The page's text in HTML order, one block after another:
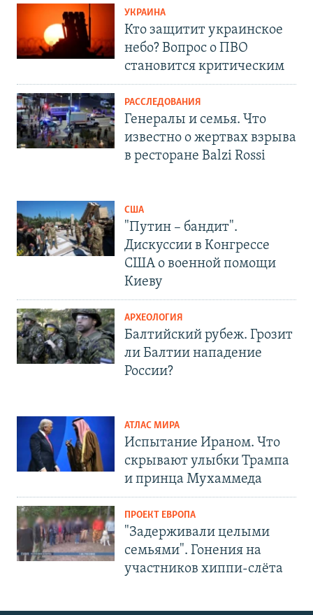
УКРАИНА
Кто защитит украинское
небо? Вопрос о ПВО
становится критическим
РАССЛЕДОВАНИЯ
Генералы и семья. Что
известно о жертвах взрыва
в ресторане Balzi Rossi
США
"Путин – бандит".
Дискуссии в Конгрессе
США о военной помощи
Киеву
АРХЕОЛОГИЯ
Балтийский рубеж. Грозит
ли Балтии нападение
России?
АТЛАС МИРА
Испытание Ираном. Что
скрывают улыбки Трампа
и принца Мухаммеда
ПРОЕКТ ЕВРОПА
"Задерживали целыми
семьями". Гонения на
участников хиппи-слёта